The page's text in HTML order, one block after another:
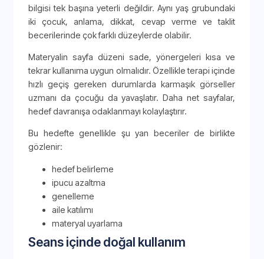
bilgisi tek başına yeterli değildir. Aynı yaş grubundaki
iki çocuk, anlama, dikkat, cevap verme ve taklit
becerilerinde çok farklı düzeylerde olabilir.
Materyalin sayfa düzeni sade, yönergeleri kısa ve
tekrar kullanıma uygun olmalıdır. Özellikle terapi içinde
hızlı geçiş gereken durumlarda karmaşık görseller
uzmanı da çocuğu da yavaşlatır. Daha net sayfalar,
hedef davranışa odaklanmayı kolaylaştırır.
Bu hedefte genellikle şu yan beceriler de birlikte
gözlenir:
hedef belirleme
ipucu azaltma
genelleme
aile katılımı
materyal uyarlama
Seans içinde doğal kullanım